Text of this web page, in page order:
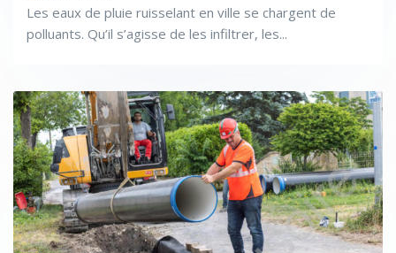
Les eaux de pluie ruisselant en ville se chargent de
polluants. Qu’il s’agisse de les infiltrer, les...